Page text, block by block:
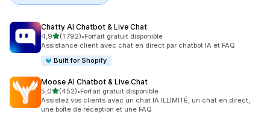
Chatty AI Chatbot & Live Chat
4,9étoile(s) sur 5
(1 792)
1792 avis au total
•Forfait gratuit disponible
Assistance client avec chat en direct par chatbot IA et FAQ
Built for Shopify
Moose AI Chatbot & Live Chat
5,0étoile(s) sur 5
(452)
452 avis au total
•Forfait gratuit disponible
Assistez vos clients avec un chat IA ILLIMITÉ, un chat en direct,
une boîte de réception et une FAQ